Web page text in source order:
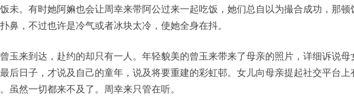
未。有时她阿嫲也会让周幸来带阿公过来一起吃饭，她们总自以为撮合成功，那顿
鼻，不过也许是冷气或者冰块太冷，使她全身在抖。
玉来到达，赴约的却只有一人。年轻貌美的曾玉来带来了母亲的照片，详细诉说母
后日子，才说及自己的童年，说及将要重建的彩虹邨。女儿向母亲提起社交平台上
虽然一切都来不及了。周幸来只管在听。